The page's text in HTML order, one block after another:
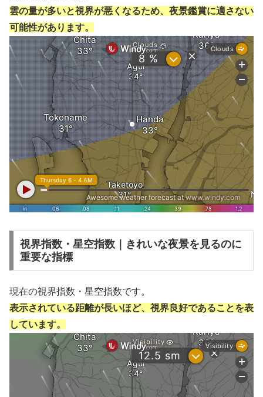
雲の量が多いと視界が悪くなるため、夜景鑑賞に適さない
可能性があります。
視界指数・星空指数｜きれいな夜景を見るのに
重要な指標
現在の視界指数・星空指数です。
表示されている距離が長いほど、視界良好であることを表
しています。